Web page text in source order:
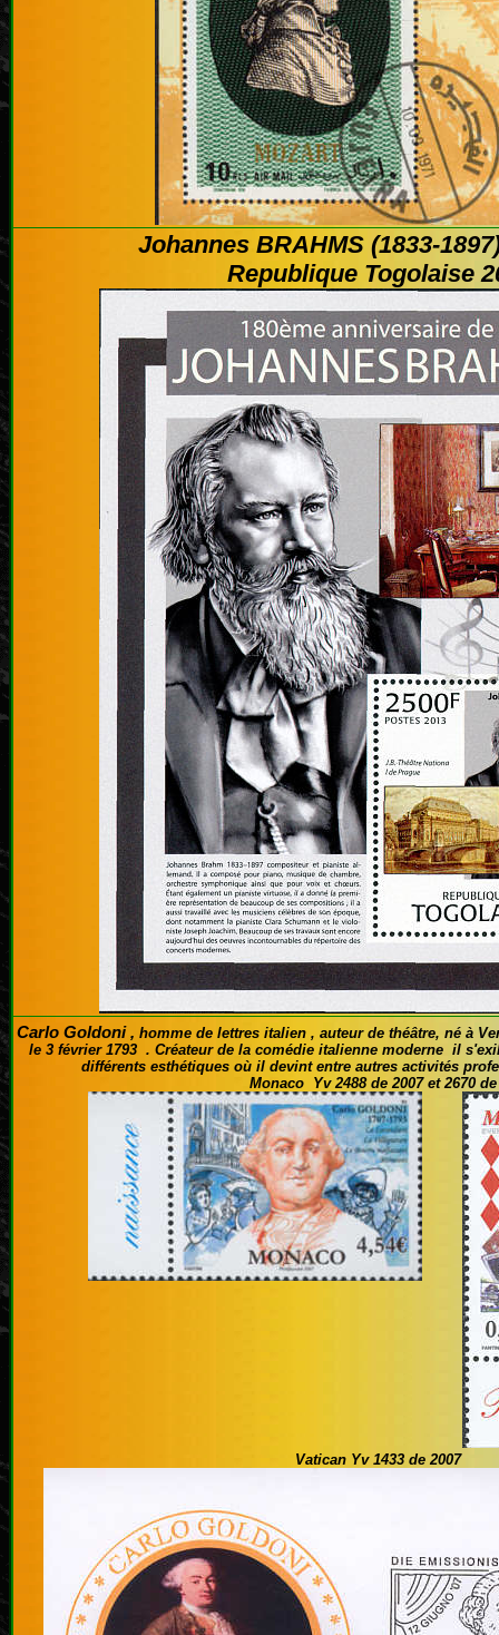
Johannes BRAHMS (1833-
Republique Togolaise
Carlo Goldoni , homme de lettres italien , auteur de théâtre, né à
le 3 février 1793 . Créateur de la comédie italienne moderne il
différents esthétiques où il devint entre autres activités
Monaco Yv 2488 de 2007 et2670
Vatican Yv 1433 de 2007